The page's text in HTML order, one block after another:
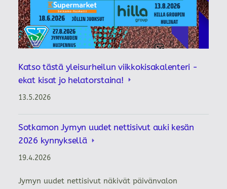
Katso tästä yleisurheilun viikkokisakalenteri -
ekat kisat jo helatorstaina!
13.5.2026
Sotkamon Jymyn uudet nettisivut auki kesän
2026 kynnyksellä
19.4.2026
Jymyn uudet nettisivut näkivät päivänvalon